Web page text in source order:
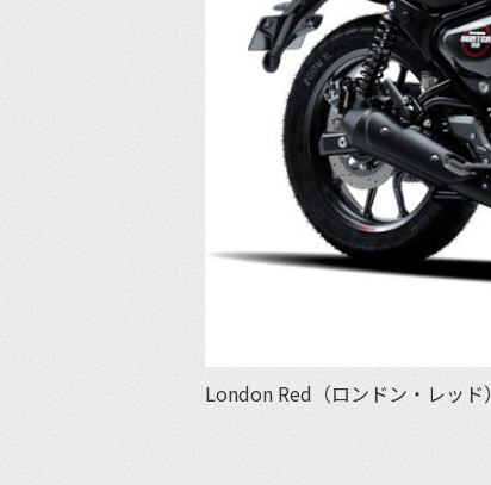
London Red（ロンドン・レッド）